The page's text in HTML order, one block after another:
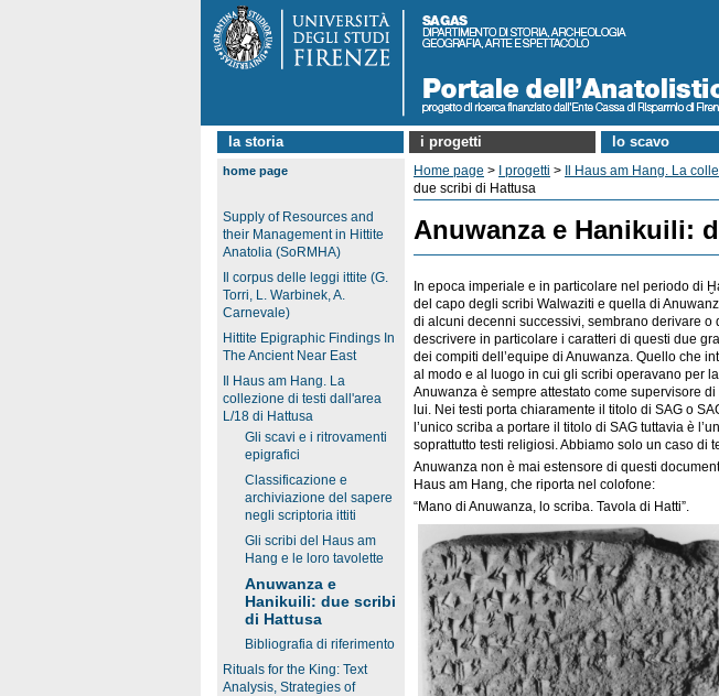
la storia i progetti lo scavo
home page
Supply of Resources and
their Management in Hittite
Anatolia (SoRMHA)
Il corpus delle leggi ittite (G.
Torri, L. Warbinek, A.
Carnevale)
Hittite Epigraphic Findings In
The Ancient Near East
Il Haus am Hang. La
collezione di testi dall'area
L/18 di Hattusa
Gli scavi e i ritrovamenti
epigrafici
Classificazione e
archiviazione del sapere
negli scriptoria ittiti
Gli scribi del Haus am
Hang e le loro tavolette
Anuwanza e
Hanikuili: due scribi
di Hattusa
Bibliografia di riferimento
Rituals for the King: Text
Analysis, Strategies of
Home page > I progetti > Il Haus am Hang. La
due scribi di Hattusa
Anuwanza e Hanikuili:
In epoca imperiale e in particolare nel periodo di
del capo degli scribi Walwaziti e quella di
di alcuni decenni successivi, sembrano derivare
descrivere in particolare i caratteri di questi due
dei compiti dell’equipe di Anuwanza. Quello che
al modo e al luogo in cui gli scribi operavano per
Anuwanza è sempre attestato come supervisore
lui. Nei testi porta chiaramente il titolo di SAG o
l’unico scriba a portare il titolo di SAG tuttavia è
soprattutto testi religiosi. Abbiamo solo un caso di
Anuwanza non è mai estensore di questi
Haus am Hang, che riporta nel colofone:
“Mano di Anuwanza, lo scriba. Tavola di Hatti”.